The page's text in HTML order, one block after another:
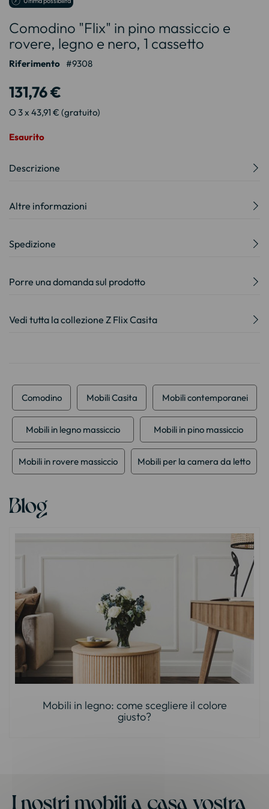
della
di
immagini
Comodino "Flix" in pino massiccio e
rovere, legno e nero, 1 cassetto
Riferimento 9308
131,76 €
O 3 x 43,91 € (gratuito)
Esaurito
Descrizione
Altre informazioni
Spedizione
Porre una domanda sul prodotto
Vedi tutta la collezione Z Flix Casita
Comodino Mobili Casita Mobili contemporanei
Mobili in legno massiccio Mobili in pino massiccio
Mobili in rovere massiccio Mobili per la camera da letto
Blog
Mobili in legno: come scegliere il colore
giusto?
I nostri mobili a casa vostra